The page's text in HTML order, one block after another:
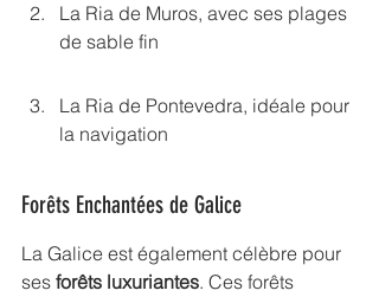
La Ria de Muros, avec ses plages
de sable fin
La Ria de Pontevedra, idéale pour
la navigation
Forêts Enchantées de Galice
La Galice est également célèbre pour
ses forêts luxuriantes. Ces forêts